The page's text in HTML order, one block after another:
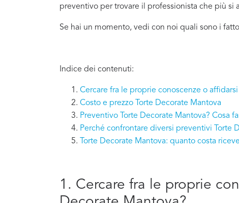
preventivo per trovare il professionista che più si
Se hai un momento, vedi con noi quali sono i
Indice dei contenuti:
Cercare fra le proprie conoscenze o
Costo e prezzo Torte Decorate Mantova
Preventivo Torte Decorate Mantova? Cosa
Perché confrontare diversi preventivi Torte
Torte Decorate Mantova: quanto costa
1. Cercare fra le proprie